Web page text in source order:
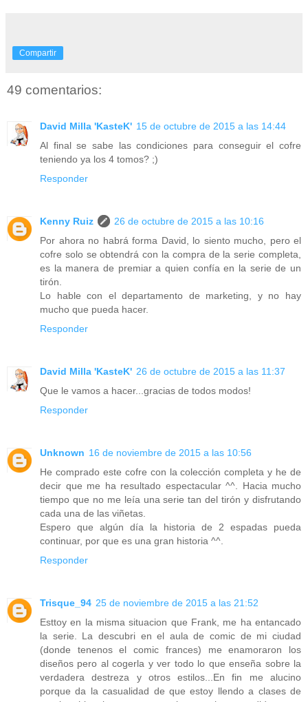
Compartir
49 comentarios:
David Milla 'KasteK' 15 de octubre de 2015 a las 14:44
Al final se sabe las condiciones para conseguir el cofre
teniendo ya los 4 tomos? ;)
Responder
Kenny Ruiz
26 de octubre de 2015 a las 10:16
Por ahora no habrá forma David, lo siento mucho, pero el
cofre solo se obtendrá con la compra de la serie completa,
es la manera de premiar a quien confía en la serie de un
tirón.
Lo hable con el departamento de marketing, y no hay
mucho que pueda hacer.
Responder
David Milla 'KasteK' 26 de octubre de 2015 a las 11:37
Que le vamos a hacer...gracias de todos modos!
Responder
Unknown 16 de noviembre de 2015 a las 10:56
He comprado este cofre con la colección completa y he de
decir que me ha resultado espectacular ^^. Hacia mucho
tiempo que no me leía una serie tan del tirón y disfrutando
cada una de las viñetas.
Espero que algún día la historia de 2 espadas pueda
continuar, por que es una gran historia ^^.
Responder
Trisque_94 25 de noviembre de 2015 a las 21:52
Esttoy en la misma situacion que Frank, me ha entancado
la serie. La descubri en el aula de comic de mi ciudad
(donde tenenos el comic frances) me enamoraron los
diseños pero al cogerla y ver todo lo que enseña sobre la
verdadera destreza y otros estilos...En fin me alucino
porque da la casualidad de que estoy llendo a clases de